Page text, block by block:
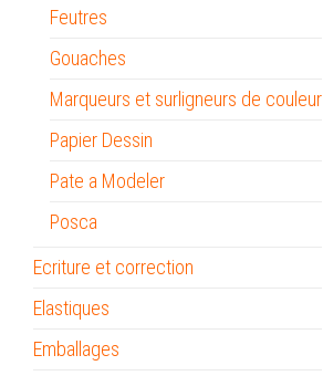
Feutres
Gouaches
Marqueurs et surligneurs de couleur
Papier Dessin
Pate a Modeler
Posca
Ecriture et correction
Elastiques
Emballages